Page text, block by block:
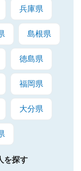
兵庫県
島根県
徳島県
福岡県
大分県
を探す